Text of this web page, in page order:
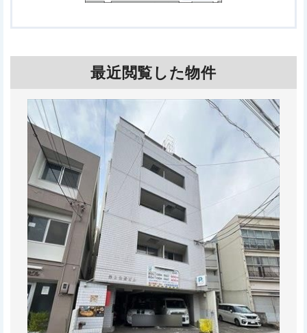
最近閲覧した物件